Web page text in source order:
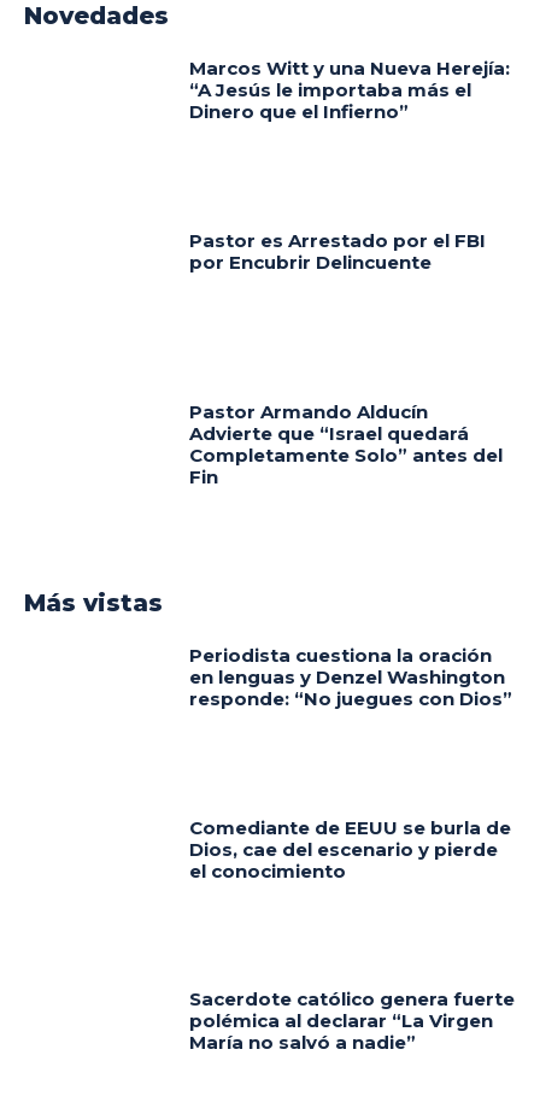
Novedades
Marcos Witt y una Nueva Herejía:
“A Jesús le importaba más el
Dinero que el Infierno”
Pastor es Arrestado por el FBI
por Encubrir Delincuente
Pastor Armando Alducín
Advierte que “Israel quedará
Completamente Solo” antes del
Fin
Más vistas
Periodista cuestiona la oración
en lenguas y Denzel Washington
responde: “No juegues con Dios”
Comediante de EEUU se burla de
Dios, cae del escenario y pierde
el conocimiento
Sacerdote católico genera fuerte
polémica al declarar “La Virgen
María no salvó a nadie”